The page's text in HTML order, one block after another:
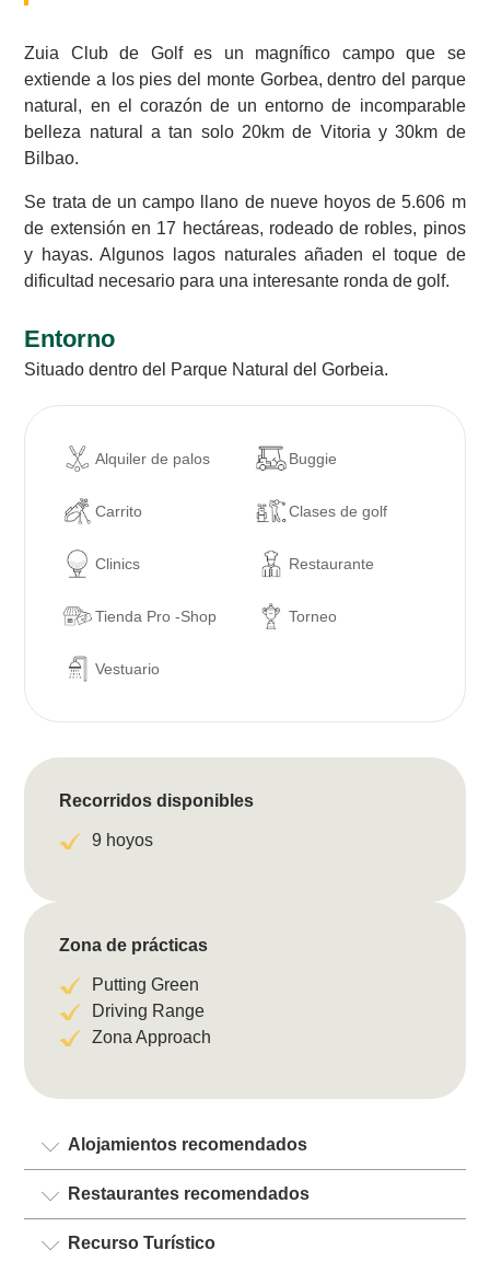
Zuia Club de Golf es un magnífico campo que se
extiende a los pies del monte Gorbea, dentro del parque
natural, en el corazón de un entorno de incomparable
belleza natural a tan solo 20km de Vitoria y 30km de
Bilbao.
Se trata de un campo llano de nueve hoyos de 5.606 m
de extensión en 17 hectáreas, rodeado de robles, pinos
y hayas. Algunos lagos naturales añaden el toque de
dificultad necesario para una interesante ronda de golf.
Entorno
Situado dentro del Parque Natural del Gorbeia.
Alquiler de palos Buggie
Carrito Clases de golf
Clinics Restaurante
Tienda Pro -Shop Torneo
Vestuario
Recorridos disponibles
9 hoyos
Zona de prácticas
Putting Green
Driving Range
Zona Approach
Alojamientos recomendados
Restaurantes recomendados
Recurso Turístico